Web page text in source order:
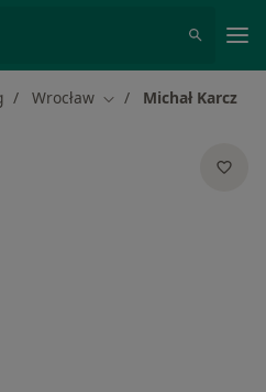
Wrocław Zmień miasto
Michał Karcz